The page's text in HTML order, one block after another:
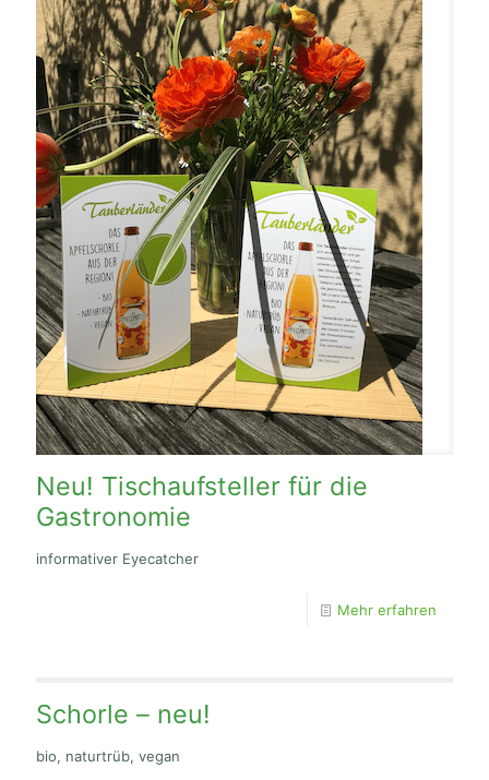
Neu! Tischaufsteller für die
Gastronomie
informativer Eyecatcher
Mehr erfahren
Schorle – neu!
bio, naturtrüb, vegan